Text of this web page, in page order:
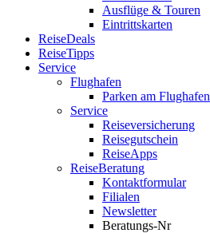
Ausflüge & Touren
Eintrittskarten
ReiseDeals
ReiseTipps
Service
Flughafen
Parken am Flughafen
Service
Reiseversicherung
Reisegutschein
ReiseApps
ReiseBeratung
Kontaktformular
Filialen
Newsletter
Beratungs-Nr